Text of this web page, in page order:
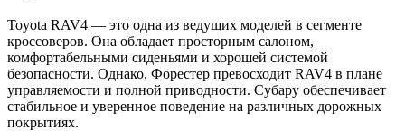
Toyota RAV4 — это одна из ведущих моделей в сегменте
кроссоверов. Она обладает просторным салоном,
комфортабельными сиденьями и хорошей системой
безопасности. Однако, Форестер превосходит RAV4 в плане
управляемости и полной приводности. Субару обеспечивает
стабильное и уверенное поведение на различных дорожных
покрытиях.